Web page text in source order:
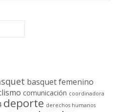
basquet femenino
comunicación coordinadora
deporte derechos humanos